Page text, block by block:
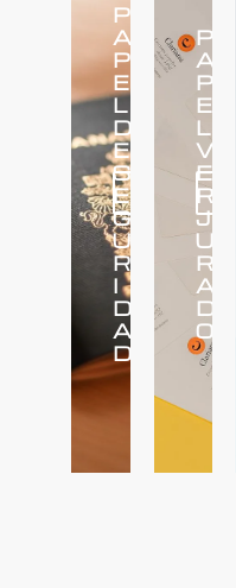
P
A
P
E
L
D
E
S
E
G
U
R
I
D
A
D
P
A
P
E
L
V
E
R
J
U
R
A
D
O